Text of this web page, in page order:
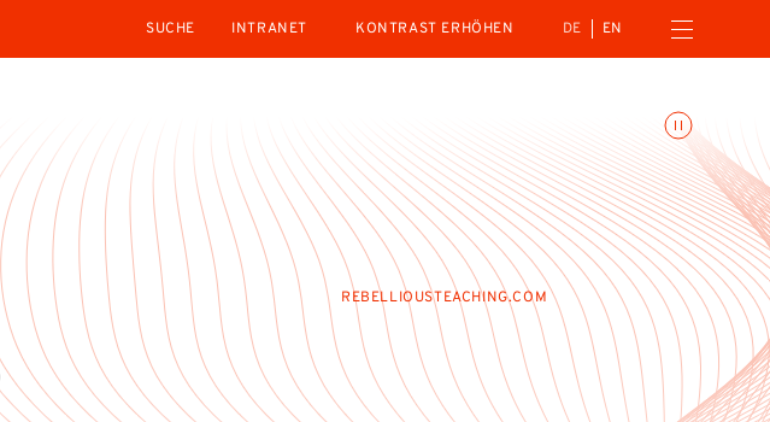
INTRANET
KONTRAST ERHÖHEN DE EN Menü öffnen
Animationen umschalten
REBELLIOUSTEACHING.COM